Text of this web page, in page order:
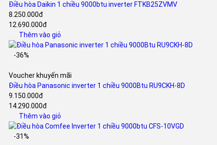
Điều hòa Daikin 1 chiều 9000btu inverter FTKB25ZVMV
8.250.000đ
12.690.000đ
Thêm vào giỏ
-36%
Voucher khuyến mãi
Điều hòa Panasonic inverter 1 chiều 9000Btu RU9CKH-8D
9.150.000đ
14.290.000đ
Thêm vào giỏ
-31%